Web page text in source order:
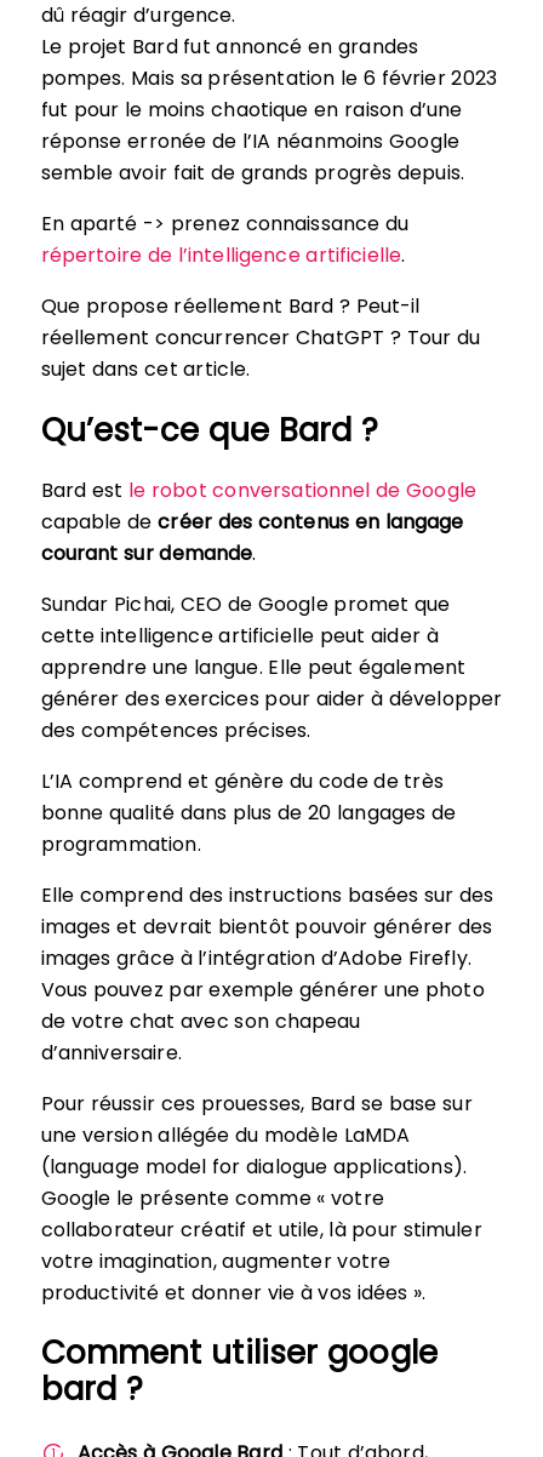
dû réagir d’urgence.
Le projet Bard fut annoncé en grandes
pompes. Mais sa présentation le 6 février 2023
fut pour le moins chaotique en raison d’une
réponse erronée de l’IA néanmoins Google
semble avoir fait de grands progrès depuis.
En aparté -> prenez connaissance du
répertoire de l’intelligence artificielle.
Que propose réellement Bard ? Peut-il
réellement concurrencer ChatGPT ? Tour du
sujet dans cet article.
Qu’est-ce que Bard ?
Bard est le robot conversationnel de Google
capable decréer des contenus en langage
courant sur demande.
Sundar Pichai, CEO de Google promet que
cette intelligence artificielle peut aider à
apprendre une langue. Elle peut également
générer des exercices pour aider à développer
des compétences précises.
L’IA comprend et génère du code de très
bonne qualité dans plus de 20 langages de
programmation.
Elle comprend des instructions basées sur des
images et devrait bientôt pouvoir générer des
images grâce à l’intégration d’Adobe Firefly.
Vous pouvez par exemple générer une photo
de votre chat avec son chapeau
d’anniversaire.
Pour réussir ces prouesses, Bard se base sur
une version allégée du modèle LaMDA
(language model for dialogue applications).
Google le présente comme « votre
collaborateur créatif et utile, là pour stimuler
votre imagination, augmenter votre
productivité et donner vie à vos idées ».
Comment utiliser google
bard ?